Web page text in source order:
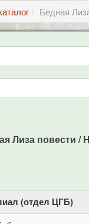
Бедная
Лиза повести /
(отдел ЦГБ)